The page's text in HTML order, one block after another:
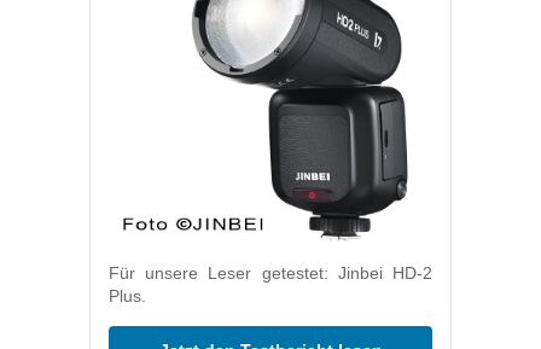
Für unsere Leser getestet: Jinbei HD-2
Plus.